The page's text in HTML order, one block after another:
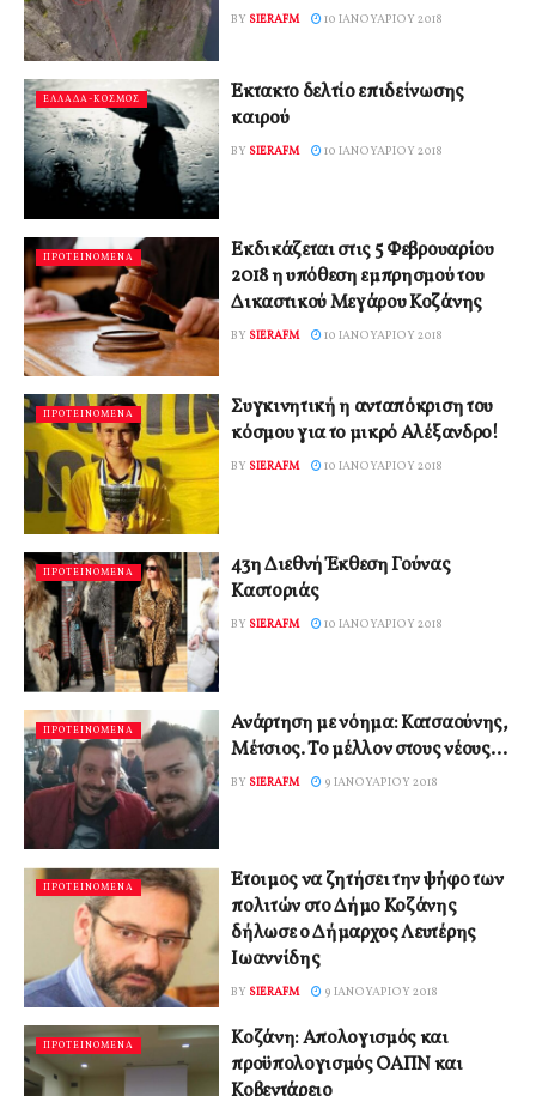
BY SIERAFM 10 ΙΑΝΟΥΑΡΊΟΥ 2018
ΕΛΛΑΔΑ-ΚΟΣΜΟΣ
Έκτακτο δελτίο επιδείνωσης
καιρού
BY SIERAFM 10 ΙΑΝΟΥΑΡΊΟΥ 2018
ΠΡΟΤΕΙΝΟΜΕΝΑ
Εκδικάζεται στις 5 Φεβρουαρίου
2018 η υπόθεση εμπρησμού του
Δικαστικού Μεγάρου Κοζάνης
BY SIERAFM 10 ΙΑΝΟΥΑΡΊΟΥ 2018
ΠΡΟΤΕΙΝΟΜΕΝΑ
Συγκινητική η ανταπόκριση του
κόσμου για το μικρό Αλέξανδρο!
BY SIERAFM 10 ΙΑΝΟΥΑΡΊΟΥ 2018
ΠΡΟΤΕΙΝΟΜΕΝΑ
43η Διεθνή Έκθεση Γούνας
Καστοριάς
BY SIERAFM 10 ΙΑΝΟΥΑΡΊΟΥ 2018
ΠΡΟΤΕΙΝΟΜΕΝΑ
Ανάρτηση με νόημα: Κατσαούνης,
Μέτσιος. Το μέλλον στους νέους…
BY SIERAFM 9 ΙΑΝΟΥΑΡΊΟΥ 2018
ΠΡΟΤΕΙΝΟΜΕΝΑ
Έτοιμος να ζητήσει την ψήφο των
πολιτών στο Δήμο Κοζάνης
δήλωσε ο Δήμαρχος Λευτέρης
Ιωαννίδης
BY SIERAFM 9 ΙΑΝΟΥΑΡΊΟΥ 2018
ΠΡΟΤΕΙΝΟΜΕΝΑ
Κοζάνη: Απολογισμός και
προϋπολογισμός ΟΑΠΝ και